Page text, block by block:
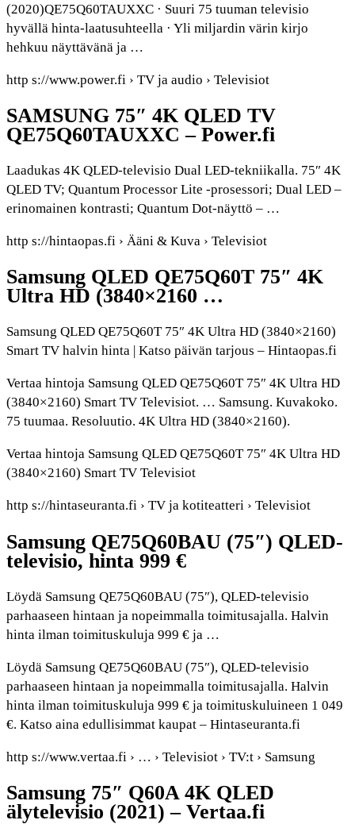
(2020)QE75Q60TAUXXC · Suuri 75 tuuman televisio
hyvällä hinta-laatusuhteella · Yli miljardin värin kirjo
hehkuu näyttävänä ja …
http s://www.power.fi › TV ja audio › Televisiot
SAMSUNG 75″ 4K QLED TV
QE75Q60TAUXXC – Power.fi
Laadukas 4K QLED-televisio Dual LED-tekniikalla. 75″ 4K
QLED TV; Quantum Processor Lite -prosessori; Dual LED –
erinomainen kontrasti; Quantum Dot-näyttö – …
http s://hintaopas.fi › Ääni & Kuva › Televisiot
Samsung QLED QE75Q60T 75″ 4K
Ultra HD (3840×2160 …
Samsung QLED QE75Q60T 75″ 4K Ultra HD (3840×2160)
Smart TV halvin hinta | Katso päivän tarjous – Hintaopas.fi
Vertaa hintoja Samsung QLED QE75Q60T 75″ 4K Ultra HD
(3840×2160) Smart TV Televisiot. … Samsung. Kuvakoko.
75 tuumaa. Resoluutio. 4K Ultra HD (3840×2160).
Vertaa hintoja Samsung QLED QE75Q60T 75″ 4K Ultra HD
(3840×2160) Smart TV Televisiot
http s://hintaseuranta.fi › TV ja kotiteatteri › Televisiot
Samsung QE75Q60BAU (75″) QLED-
televisio, hinta 999 €
Löydä Samsung QE75Q60BAU (75″), QLED-televisio
parhaaseen hintaan ja nopeimmalla toimitusajalla. Halvin
hinta ilman toimituskuluja 999 € ja …
Löydä Samsung QE75Q60BAU (75″), QLED-televisio
parhaaseen hintaan ja nopeimmalla toimitusajalla. Halvin
hinta ilman toimituskuluja 999 € ja toimituskuluineen 1 049
€. Katso aina edullisimmat kaupat – Hintaseuranta.fi
http s://www.vertaa.fi › … › Televisiot › TV:t › Samsung
Samsung 75″ Q60A 4K QLED
älytelevisio (2021) – Vertaa.fi